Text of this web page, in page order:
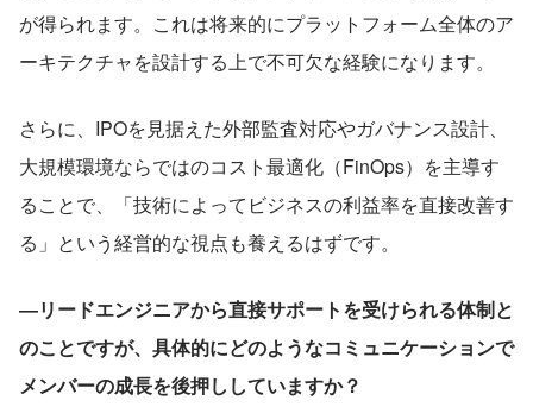
が得られます。これは将来的にプラットフォーム全体のア
ーキテクチャを設計する上で不可欠な経験になります。
さらに、IPOを見据えた外部監査対応やガバナンス設計、
大規模環境ならではのコスト最適化（FinOps）を主導す
ることで、「技術によってビジネスの利益率を直接改善す
る」という経営的な視点も養えるはずです。
―リードエンジニアから直接サポートを受けられる体制と
のことですが、具体的にどのようなコミュニケーションで
メンバーの成長を後押ししていますか？